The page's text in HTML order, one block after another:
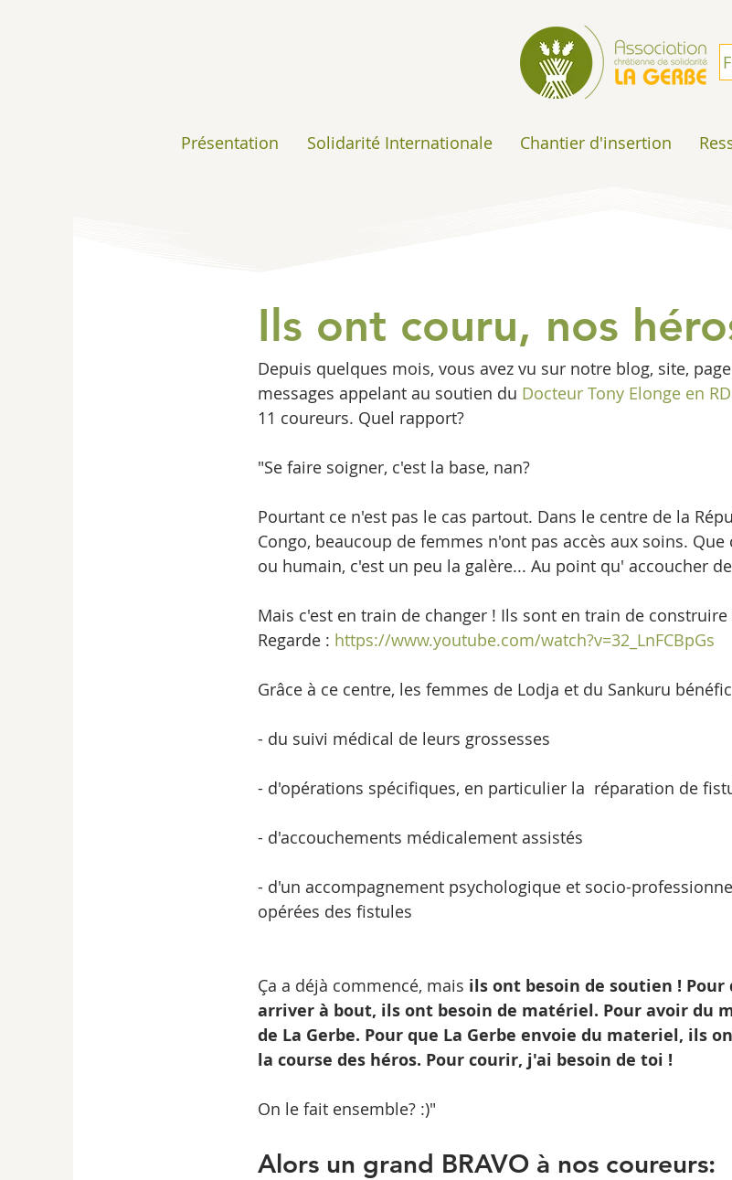
Présentation Solidarité Internationale Chantier d'insertion
Ils ont couru, nos
Depuis quelques mois, vous avez vu sur notre blog, site,
messages appelant au soutien du Docteur Tony Elonge en
11 coureurs. Quel rapport?
"Se faire soigner, c'est la base, nan?
Pourtant ce n'est pas le cas partout. Dans le centre de la
Congo, beaucoup de femmes n'ont pas accès aux soins.
ou humain, c'est un peu la galère... Au point qu' accoucher
Mais c'est en train de changer ! Ils sont en train de
Regarde : https://www.youtube.com/watch?v=32_LnFCBpGs
Grâce à ce centre, les femmes de Lodja et du Sankuru
- du suivi médical de leurs grossesses
- d'opérations spécifiques, en particulier la  réparation de
- d'accouchements médicalement assistés
- d'un accompagnement psychologique et socio-
opérées des fistules
Ça a déjà commencé, mais ils ont besoin de soutien ! Pour
arriver à bout, ils ont besoin de matériel. Pour avoir du
de La Gerbe. Pour que La Gerbe envoie du materiel, ils
la course des héros. Pour courir, j'ai besoin de toi !
On le fait ensemble? :)"
Alors un grand BRAVO à nos coureurs: